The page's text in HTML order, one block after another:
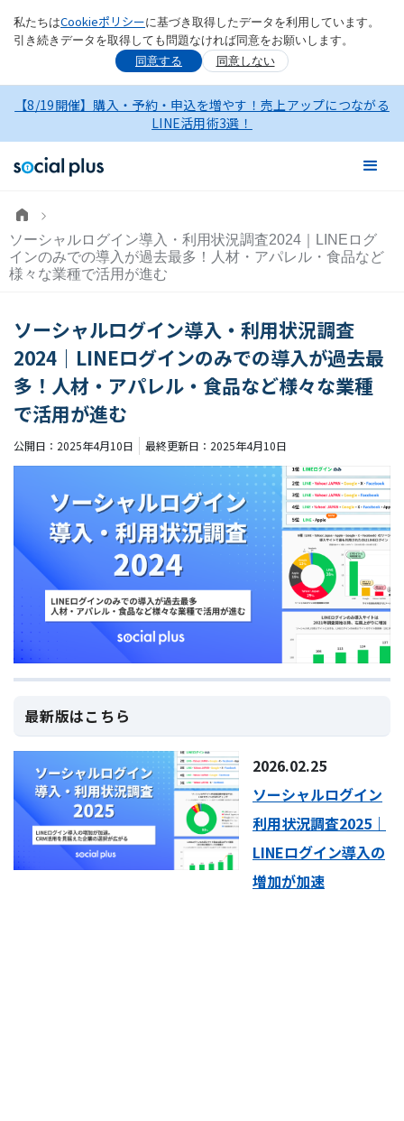
私たちはCookieポリシーに基づき取得したデータを利用しています。
引き続きデータを取得しても問題なければ同意をお願いします。
同意する
同意しない
【8/19開催】購入・予約・申込を増やす！売上アップにつながる
LINE活用術3選！
ソーシャルログイン導入・利用状況調査2024｜LINEログ
インのみでの導入が過去最多！人材・アパレル・食品など
様々な業種で活用が進む
ソーシャルログイン導入・利用状況調査
2024｜LINEログインのみでの導入が過去最
多！人材・アパレル・食品など様々な業種
で活用が進む
公開日： 2025年4月10日 最終更新日： 2025年4月10日
最新版はこちら
2026.02.25
ソーシャルログイン
利用状況調査2025｜
LINEログイン導入の
増加が加速